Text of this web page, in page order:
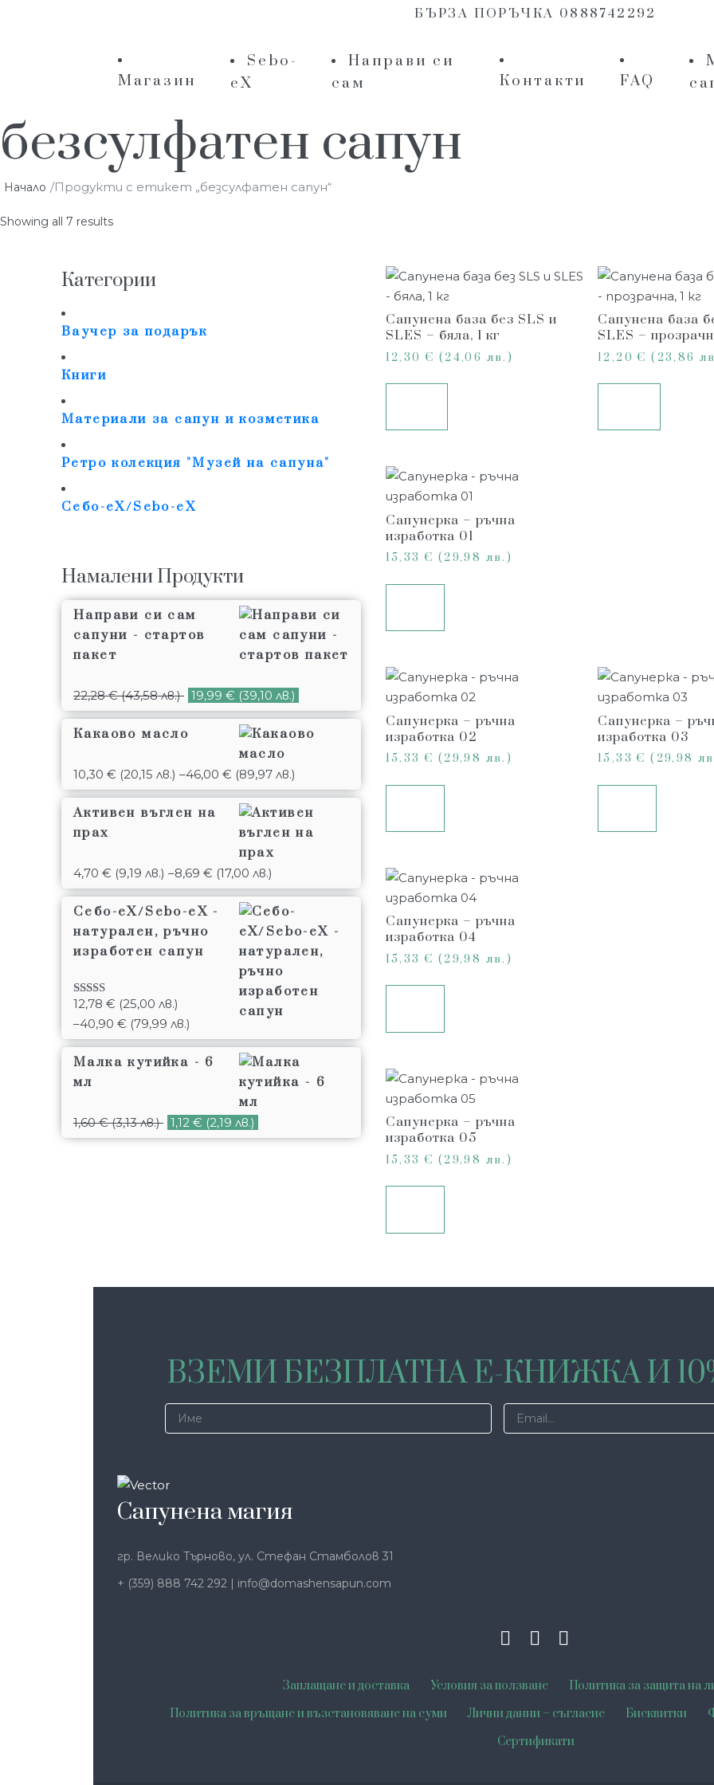
БЪРЗА ПОРЪЧКА 0888742292
Магазин
Sebo-
eX
Направи си
сам
Контакти FAQ
безсулфатен сапун
Начало /Продукти с етикет „безсулфатен сапун“
Showing all 7 results
Категории
Ваучер за подарък
Книги
Материали за сапун и козметика
Ретро колекция "Музей на сапуна"
Себо-еХ/Sebo-eX
Намалени Продукти
Направи си сам
сапуни - стартов
пакет
22,28€(43,58 лв.) 19,99 € (39,10 лв.)
Какаово масло
10,30 € (20,15 лв.) –46,00 € (89,97 лв.)
Активен въглен на
прах
4,70 € (9,19 лв.) –8,69 € (17,00 лв.)
Себо-еХ/Sebo-eX -
натурален, ръчно
изработен сапун
Оценено с
4.85 от 5
12,78 € (25,00 лв.)
–40,90 € (79,99 лв.)
Малка кутийка - 6
мл
1,60€(3,13 лв.) 1,12 € (2,19 лв.)
Сапунена база без SLS и
SLES – бяла, 1 кг
12,30€ (24,06 лв.)
Сапунена база
SLES –
12,20€ (23,86
Сапунерка – ръчна
изработка 01
15,33€ (29,98 лв.)
Сапунерка – ръчна
изработка 02
15,33€ (29,98 лв.)
Сапунерка –
изработка 03
15,33€ (29,98
Сапунерка – ръчна
изработка 04
15,33€ (29,98 лв.)
Сапунерка – ръчна
изработка 05
15,33€ (29,98 лв.)
ВЗЕМИ БЕЗПЛАТНА Е-КНИЖКА И
Сапунена магия
гр. Велико Търново, ул. Стефан Стамболов 31
+ (359) 888 742 292 | info@domashensapun.com
Заплащане и доставка Условия за ползване
Политика за защита на
Политика за връщане и възстановяване на суми
Лични данни – съгласие Бисквитки
Сертификати